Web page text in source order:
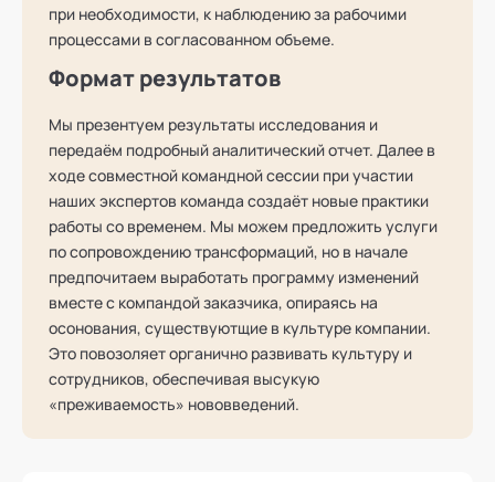
при необходимости, к наблюдению за рабочими
процессами в согласованном объеме.
Формат результатов
Мы презентуем результаты исследования и
передаём подробный аналитический отчет. Далее в
ходе совместной командной сессии при участии
наших экспертов команда создаёт новые практики
работы со временем. Мы можем предложить услуги
по сопровождению трансформаций, но в начале
предпочитаем выработать программу изменений
вместе с компандой заказчика, опираясь на
осонования, существуютщие в культуре компании.
Это повозоляет органично развивать культуру и
сотрудников, обеспечивая высукую
«преживаемость» нововведений.